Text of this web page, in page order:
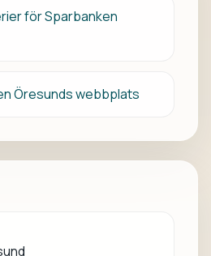
för Sparbanken
Öresunds webbplats